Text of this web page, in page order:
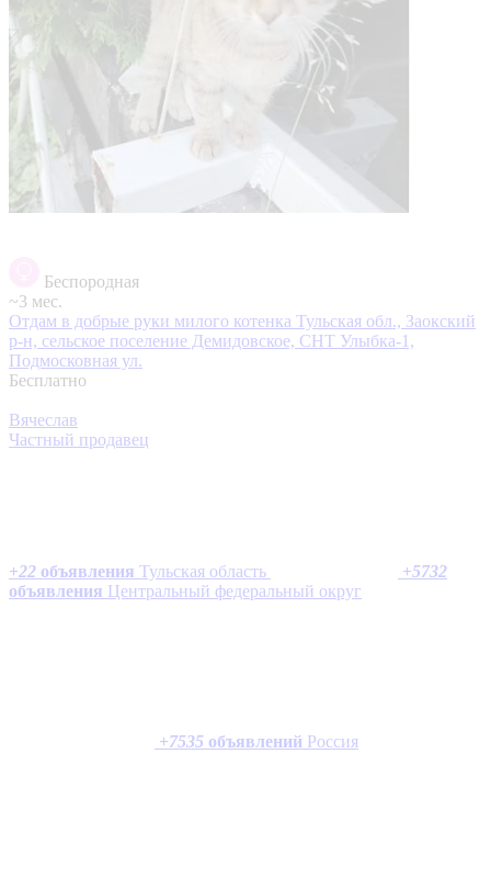
Беспородная
~3 мес.
Отдам в добрые руки милого котенка Тульская обл., Заокский
р-н, сельское поселение Демидовское, СНТ Улыбка-1,
Подмосковная ул.
Бесплатно
Вячеслав
Частный продавец
+22 объявления Тульская область +5732
объявления Центральный федеральный округ
+7535 объявлений Россия